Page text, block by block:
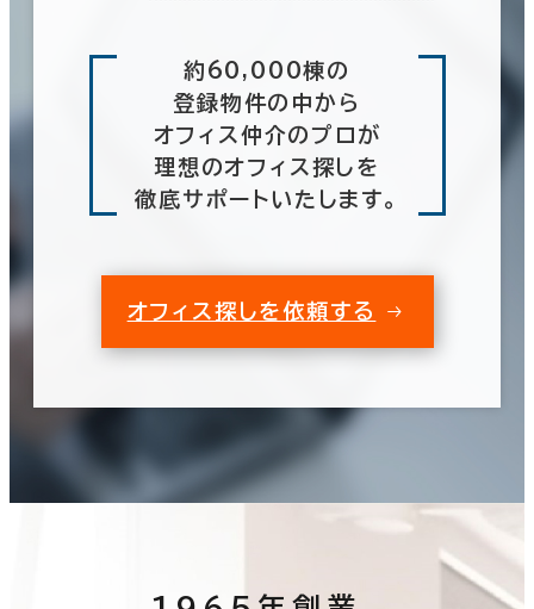
約60,000棟の
登録物件の中から
オフィス仲介のプロが
理想のオフィス探しを
徹底サポートいたします。
オフィス探しを依頼する